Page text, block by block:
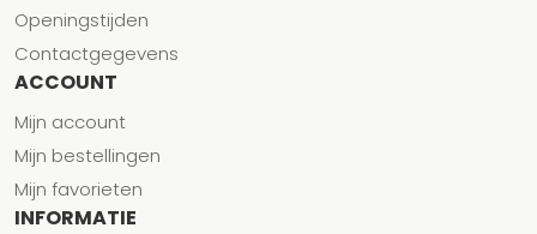
Openingstijden
Contactgegevens
ACCOUNT
Mijn account
Mijn bestellingen
Mijn favorieten
INFORMATIE